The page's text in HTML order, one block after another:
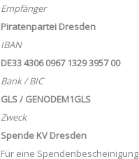
Empfänger
Piratenpartei Dresden
IBAN
DE33 4306 0967 1329 3957 00
Bank / BIC
GLS / GENODEM1GLS
Zweck
Spende KV Dresden
Für eine Spendenbescheinigung